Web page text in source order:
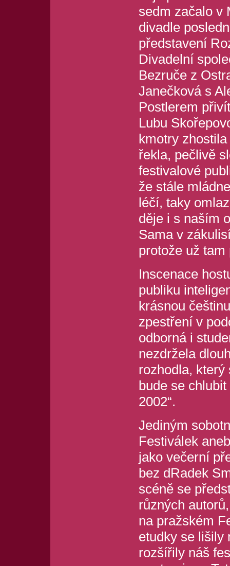
sedm začalo v
divadle
představení
Divadelní
Bezruče z
Janečková s
Postlerem
Lubu
kmotry
řekla, pečlivě
festivalové
že stále
léčí, taky
děje i s naším
Sama v
protože už
Inscenace
publiku
krásnou
zpestření v
odborná i
nezdržela
rozhodla,
bude se
2002“.
Jediným
Festiválek
jako večerní
bez dRadek
scéně se
různých
na pražském
etudky se lišily
rozšířily náš